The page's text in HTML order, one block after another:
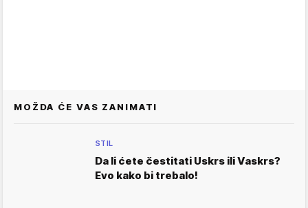
MOŽDA ĆE VAS ZANIMATI
STIL
Da li ćete čestitati Uskrs ili Vaskrs?
Evo kako bi trebalo!